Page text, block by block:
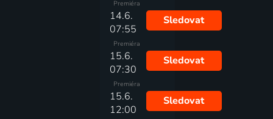
Premiéra
14.6.
07:55
Premiéra
Sledovat
15.6.
07:30
Premiéra
Sledovat
15.6.
12:00
Sledovat